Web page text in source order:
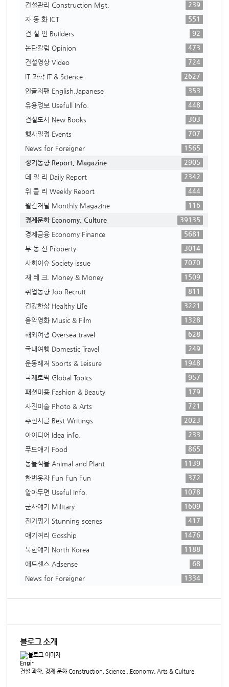
건설관리 Construction Mgt.
239
자 동 화 ICT
551
건 설 인 Builders
92
논단칼럼 Opinion
473
건설영상 Video
724
IT 과학 IT & Science
2627
인글저팬 English,Japanese
353
유용정보 Usefull Info.
448
건설도서 New Books
303
행사일정 Events
707
News for Foreigner
1565
정기동향 Report, Magazine
2905
데 일 리 Daily Report
2342
위 클 리 Weekly Report
444
월간저널 Monthly Magazine
116
경제문화 Economy, Culture
39135
경제금융 Economy Finance
5681
부 동 산 Property
3014
사회이슈 Society issue
7070
재 테 크. Money & Money
1509
취업동향 Job Recruit
811
건강한삶 Healthy Life
3221
음악영화 Music & Film
1328
해외여행 Oversea travel
628
국내여행 Domestic Travel
249
운동레저 Sports & Leisure
1948
국제토픽 Global Topics
957
패션미용 Fashion & Beauty
179
사진미술 Photo & Arts
721
추천시글 Best Writings
2023
아이디어 Idea info.
233
푸드얘기 Food
865
동물식물 Animal and Plant
1139
한번웃자 Fun Fun Fun
372
알아두면 Useful Info.
1078
군사얘기 Military
1609
진기명기 Stunning scenes
417
얘기꺼리 Gosship
1476
북한얘기 North Korea
1188
애드센스 Adsense
68
News for Foreigner
1334
블로그 소개
Engi-
건설 과학, 경제 문화 Construction, Science...Economy, Arts & Culture